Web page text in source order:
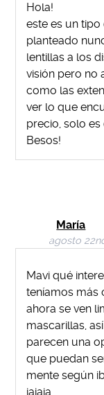
Hola!
este es un
planteado
lentillas a los
visión pero no
como las
ver lo que
precio, solo
Besos!
María
agosto
Mavi qué
teníamos más
ahora se ven
mascarillas,
parecen una
que puedan
mente según
jajaja